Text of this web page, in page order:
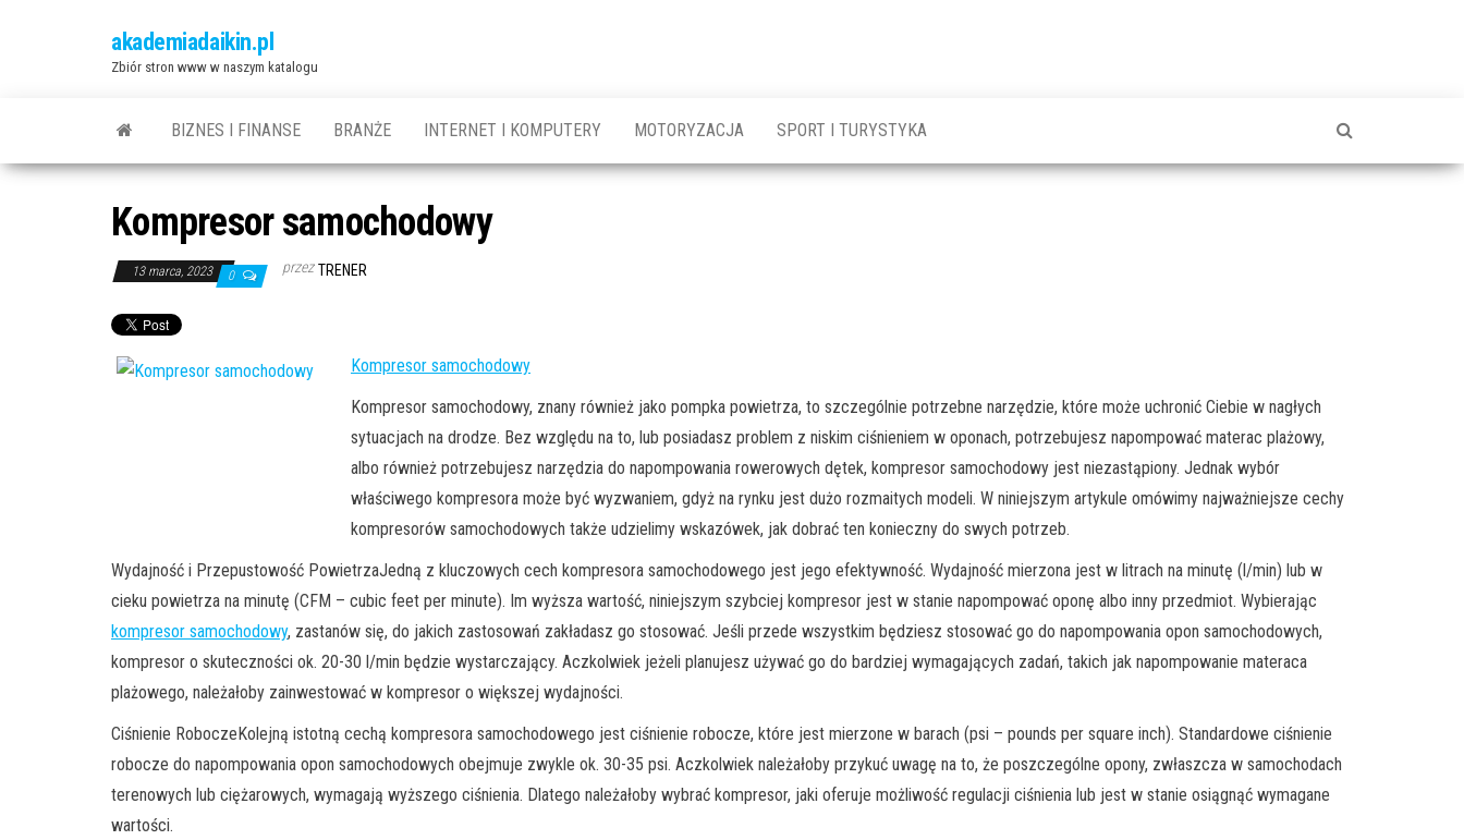
akademiadaikin.pl
Zbiór stron www w naszym katalogu
BIZNES I FINANSE BRANŻE INTERNET I KOMPUTERY MOTORYZACJA SPORT I TURYSTYKA
Kompresor samochodowy
13 marca, 2023 0 przez TRENER
Kompresor samochodowy
Kompresor samochodowy, znany również jako pompka powietrza, to szczególnie potrzebne narzędzie, które może uchronić Ciebie w nagłych
sytuacjach na drodze. Bez względu na to, lub posiadasz problem z niskim ciśnieniem w oponach, potrzebujesz napompować materac plażowy,
albo również potrzebujesz narzędzia do napompowania rowerowych dętek, kompresor samochodowy jest niezastąpiony. Jednak wybór
właściwego kompresora może być wyzwaniem, gdyż na rynku jest dużo rozmaitych modeli. W niniejszym artykule omówimy najważniejsze cechy
kompresorów samochodowych także udzielimy wskazówek, jak dobrać ten konieczny do swych potrzeb.
Wydajność i Przepustowość PowietrzaJedną z kluczowych cech kompresora samochodowego jest jego efektywność. Wydajność mierzona jest w litrach na minutę (l/min) lub w
cieku powietrza na minutę (CFM – cubic feet per minute). Im wyższa wartość, niniejszym szybciej kompresor jest w stanie napompować oponę albo inny przedmiot. Wybierając
kompresor samochodowy, zastanów się, do jakich zastosowań zakładasz go stosować. Jeśli przede wszystkim będziesz stosować go do napompowania opon samochodowych,
kompresor o skuteczności ok. 20-30 l/min będzie wystarczający. Aczkolwiek jeżeli planujesz używać go do bardziej wymagających zadań, takich jak napompowanie materaca
plażowego, należałoby zainwestować w kompresor o większej wydajności.
Ciśnienie RoboczeKolejną istotną cechą kompresora samochodowego jest ciśnienie robocze, które jest mierzone w barach (psi – pounds per square inch). Standardowe ciśnienie
robocze do napompowania opon samochodowych obejmuje zwykle ok. 30-35 psi. Aczkolwiek należałoby przykuć uwagę na to, że poszczególne opony, zwłaszcza w samochodach
terenowych lub ciężarowych, wymagają wyższego ciśnienia. Dlatego należałoby wybrać kompresor, jaki oferuje możliwość regulacji ciśnienia lub jest w stanie osiągnąć wymagane
wartości.